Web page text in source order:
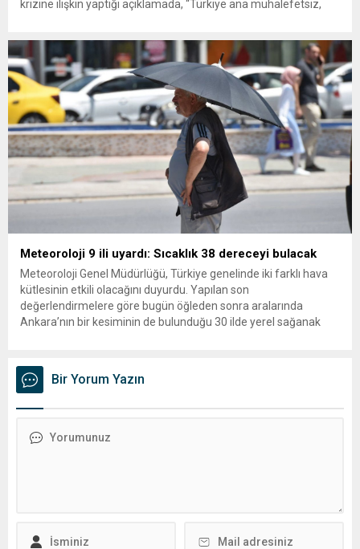
krizine ilişkin yaptığı açıklamada, “Türkiye ana muhalefetsiz,
olun. Türkiye’yi...
Meteoroloji 9 ili uyardı: Sıcaklık 38 dereceyi bulacak
Meteoroloji Genel Müdürlüğü, Türkiye genelinde iki farklı hava
kütlesinin etkili olacağını duyurdu. Yapılan son
değerlendirmelere göre bugün öğleden sonra aralarında
Ankara’nın bir kesiminin de bulunduğu 30 ilde yerel sağanak
üzerine çıkarak yaz değerlerine ulaşacak. Ayrıca...
Bir Yorum Yazın